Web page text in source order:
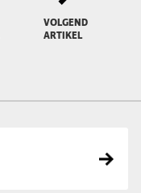
VOLGEND
ARTIKEL